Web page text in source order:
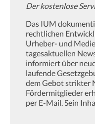
Der kostenlose
Das IUM
rechtlichen
Urheber- und
tagesaktuellen
informiert über
laufende
dem Gebot strikter
Fördermitglieder
per E-Mail. Sein